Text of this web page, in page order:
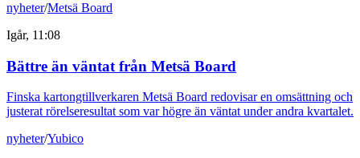
nyheter/Metsä Board
Igår, 11:08
Bättre än väntat från Metsä Board
Finska kartongtillverkaren Metsä Board redovisar en omsättning och
justerat rörelseresultat som var högre än väntat under andra kvartalet.
nyheter/Yubico